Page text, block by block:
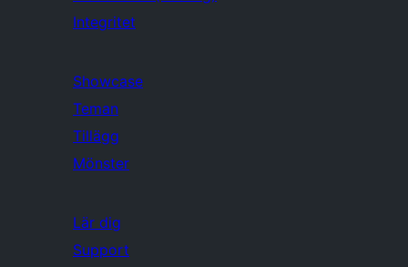
Integritet
Showcase
Teman
Tillägg
Mönster
Lär dig
Support